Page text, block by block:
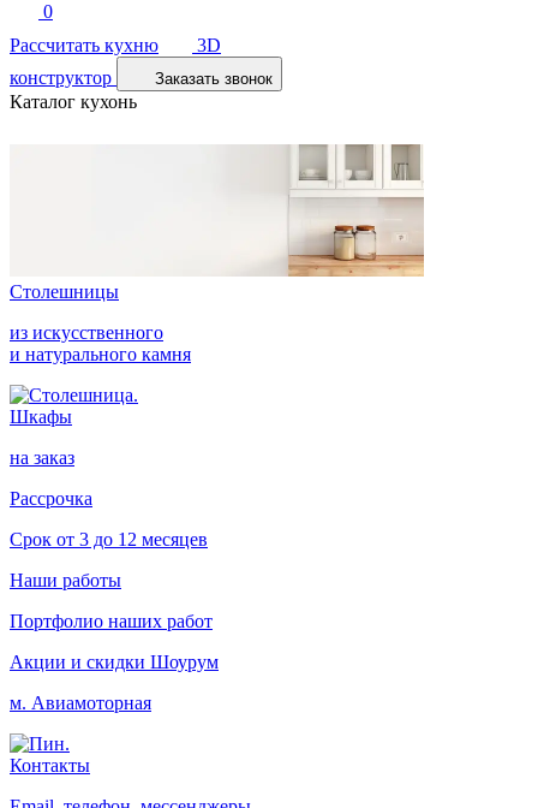
0
Рассчитать кухню
3D
конструктор
Заказать звонок
Каталог кухонь
Столешницы
из искусственного
и натурального камня
Шкафы
на заказ
Рассрочка
Срок от 3 до 12 месяцев
Наши работы
Портфолио наших работ
Акции и скидки Шоурум
м. Авиамоторная
Контакты